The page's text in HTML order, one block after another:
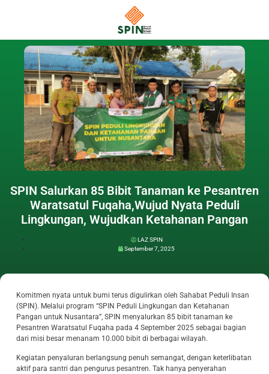
SPIN Salurkan 85 Bibit Tanaman ke Pesantren
Waratsatul Fuqaha,Wujud Nyata Peduli
Lingkungan, Wujudkan Ketahanan Pangan
LAZ SPIN
September 7, 2025
Komitmen nyata untuk bumi terus digulirkan oleh Sahabat Peduli Insan
(SPIN). Melalui program “SPIN Peduli Lingkungan dan Ketahanan
Pangan untuk Nusantara”, SPIN menyalurkan 85 bibit tanaman ke
Pesantren Waratsatul Fuqaha pada 4 September 2025 sebagai bagian
dari misi besar menanam 10.000 bibit di berbagai wilayah.
Kegiatan penyaluran berlangsung penuh semangat, dengan keterlibatan
aktif para santri dan pengurus pesantren. Tak hanya penyerahan